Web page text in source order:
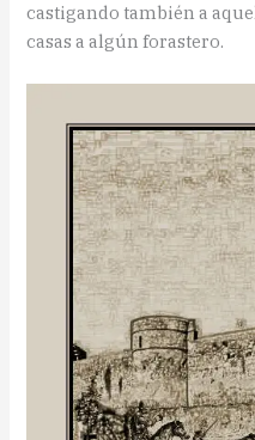
castigando también a
casas a algún forastero.